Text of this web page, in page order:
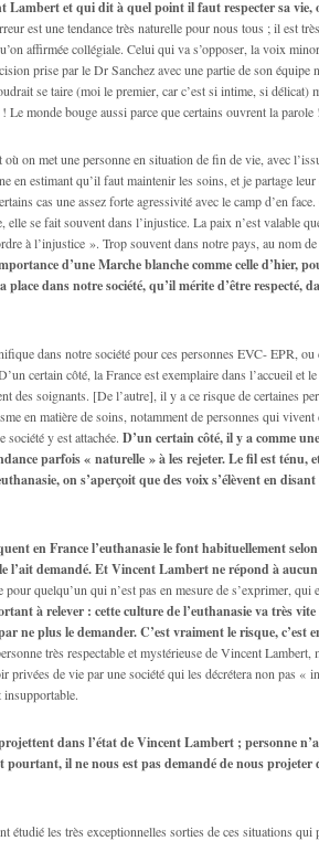
Lambert et qui dit à quel point il faut respecter sa vie,
est une tendance très naturelle pour nous tous ; il est
affirmée collégiale. Celui qui va s’opposer, la voix
prise par le Dr Sanchez avec une partie de son équipe
se taire (moi le premier, car c’est si intime, si délicat)
! Le monde bouge aussi parce que certains ouvrent la parole !
on met une personne en situation de fin de vie, avec
en estimant qu’il faut maintenir les soins, et je partage
cas une assez forte agressivité avec le camp d’en
elle se fait souvent dans l’injustice. La paix n’est valable
à l’injustice ». Trop souvent dans notre pays, au nom
d’une Marche blanche comme celle d’hier,
place dans notre société, qu’il mérite d’être respecté,
dans notre société pour ces personnes EVC- EPR,
certain côté, la France est exemplaire dans l’accueil et
des soignants. [De l’autre], il y a ce risque de certaines
en matière de soins, notamment de personnes qui
société y est attachée. D’un certain côté, il y a comme
parfois « naturelle » à les rejeter. Le fil est ténu,
on s’aperçoit que des voix s’élèvent en
en France l’euthanasie le font habituellement
l’ait demandé. Et Vincent Lambert ne répond à
pour quelqu’un qui n’est pas en mesure de s’exprimer, qui
à relever : cette culture de l’euthanasie va très
ne plus le demander. C’est vraiment le risque, c’est
très respectable et mystérieuse de Vincent
privées de vie par une société qui les décrétera non pas «
dans l’état de Vincent Lambert ; personne
il ne nous est pas demandé de nous projeter
étudié les très exceptionnelles sorties de ces situations